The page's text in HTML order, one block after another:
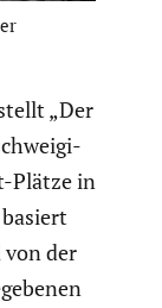
„Der
Plätze in
der